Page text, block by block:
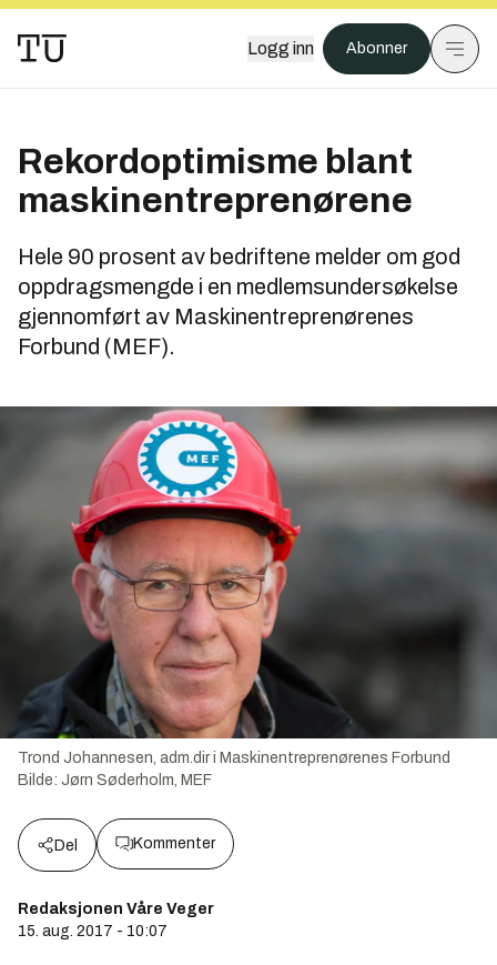
Logg inn Abonner
Rekordoptimisme blant
maskinentreprenørene
Hele 90 prosent av bedriftene melder om god
oppdragsmengde i en medlemsundersøkelse
gjennomført av Maskinentreprenørenes
Forbund (MEF).
Trond Johannesen, adm.dir i Maskinentreprenørenes Forbund
Bilde: Jørn Søderholm, MEF
Del Kommenter
Redaksjonen Våre Veger
15. aug. 2017 - 10:07